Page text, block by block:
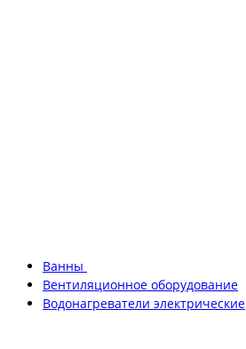
Ванны
Вентиляционное оборудование
Водонагреватели электрические